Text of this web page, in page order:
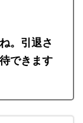
。引退さ
できます